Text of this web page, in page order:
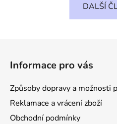
DALŠÍ
Informace pro vás
Způsoby dopravy a možnosti
Reklamace a vrácení zboží
Obchodní podmínky